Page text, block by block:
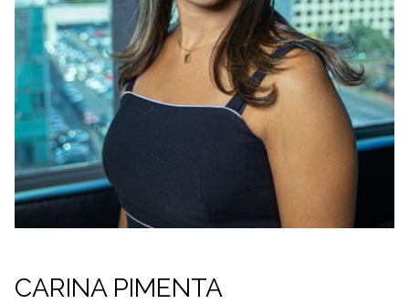
CARINA PIMENTA